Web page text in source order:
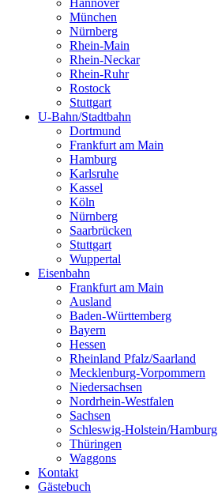
Hannover
München
Nürnberg
Rhein-Main
Rhein-Neckar
Rhein-Ruhr
Rostock
Stuttgart
U-Bahn/Stadtbahn
Dortmund
Frankfurt am Main
Hamburg
Karlsruhe
Kassel
Köln
Nürnberg
Saarbrücken
Stuttgart
Wuppertal
Eisenbahn
Frankfurt am Main
Ausland
Baden-Württemberg
Bayern
Hessen
Rheinland Pfalz/Saarland
Mecklenburg-Vorpommern
Niedersachsen
Nordrhein-Westfalen
Sachsen
Schleswig-Holstein/Hamburg
Thüringen
Waggons
Kontakt
Gästebuch